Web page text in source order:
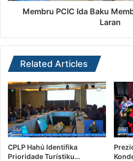
Membru PCIC Ida Baku
Laran
Related Articles
CPLP Hahú Identifika
Prioridade Turístiku…